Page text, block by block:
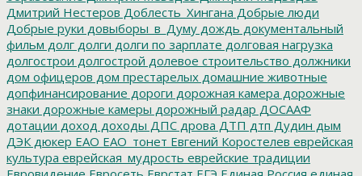
Дмитрий Нестеров Доблесть_Хингана Добрые люди
Добрые руки довыборы_в_Думу дождь документальный
фильм долг долги долги по зарплате долговая нагрузка
долгострои долгострой долевое строительство должники
дом офицеров дом престарелых домашние животные
допфинансирование дороги дорожная камера дорожные
знаки дорожные камеры дорожный радар ДОСААФ
дотации доход доходы ДПС дрова ДТП дтп Дудин дым
ДЭК дюкер ЕАО ЕАО_тонет Евгений Коростелев еврейская
культура еврейская_мудрость еврейские традиции